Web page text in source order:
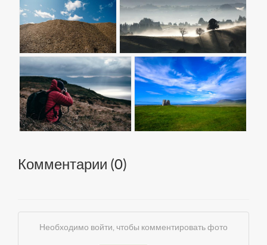
Комментарии (0)
Необходимо войти, чтобы комментировать фото